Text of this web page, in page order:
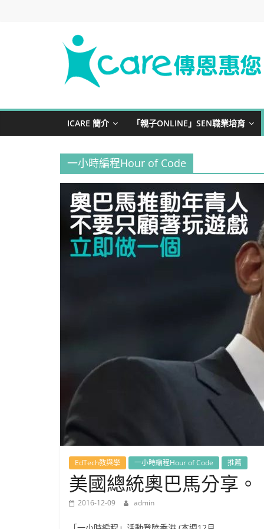
iCare
Foundation
寓
於
樂
ICARE 簡介 「親子ONLINE」SEN職業培育
一小時編程Hour of Code
EdTech教與學 一小時編程Hour of Code 推薦
美國總統奧巴馬分享
2016-12-09 admin